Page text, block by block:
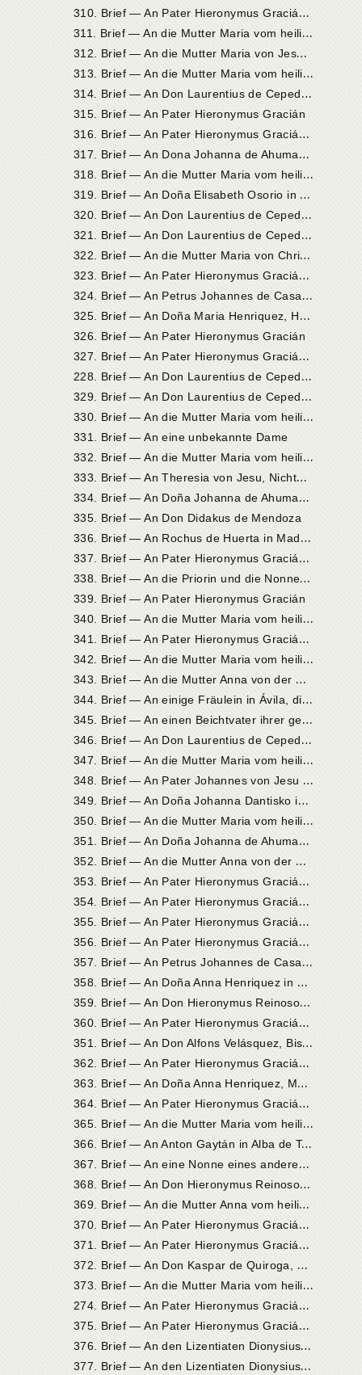
3
10. Brief — An Pater Hieronymus Gracián in Alcalá
3
11. Brief — An die Mutter Maria vom heiligen Joseph, Priorin in Sevilla
3
12. Brief — An die Mutter Maria von Jesu in Veas
3
13. Brief — An die Mutter Maria vom heiligen Joseph, Priorin in Sevilla
3
14. Brief — An Don Laurentius de Cepeda in Serna bei Ávila
315. Brief — An Pater Hieronymus Gracián
3
16. Brief — An Pater Hieronymus Gracián in Madrid
3
17. Brief — An Dona Johanna de Ahumada in Alba de Tormes
3
18. Brief — An die Mutter Maria vom heiligen Joseph, Priorin in Sevilla
3
19. Brief — An Doña Elisabeth Osorio in Madrid
3
20. Brief — An Don Laurentius de Cepeda in la Serna bei Ávila
3
21. Brief — An Don Laurentius de Cepeda in la Serna bei Ávila
3
22. Brief — An die Mutter Maria von Christus, Priorin in Ávila
3
23. Brief — An Pater Hieronymus Gracián in Alcalá
3
24. Brief — An Petrus Johannes de Casademonte in Medina
3
25. Brief — An Doña Maria Henriquez, Herzogin von Alba
326. Brief — An Pater Hieronymus Gracián
3
27. Brief — An Pater Hieronymus Gracián in Madrid
2
28. Brief — An Don Laurentius de Cepeda in la Serna bei Ávila
3
29. Brief — An Don Laurentius de Cepeda in la Serna bei Ávila
3
30. Brief — An die Mutter Maria vom heiligen Joseph, Priorin in Sevilla
331. Brief — An eine unbekannte Dame
3
32. Brief — An die Mutter Maria vom heiligen Joseph, Priorin in Sevilla
3
33. Brief — An Theresia von Jesu, Nichte der Heiligen, im St.JosephsKloster zu Ávila
3
34. Brief — An Doña Johanna de Ahumada in Alba de Tormes
335. Brief — An Don Didakus de Mendoza
3
36. Brief — An Rochus de Huerta in Madrid
3
37. Brief — An Pater Hieronymus Gracián in Medina
3
38. Brief — An die Priorin und die Nonnen des St.JosephsKlosters in Ávila
339. Brief — An Pater Hieronymus Gracián
3
40. Brief — An die Mutter Maria vom heiligen Joseph, Priorin in Sevilla
3
41. Brief — An Pater Hieronymus Gracián in Sevilla
3
42. Brief — An die Mutter Maria vom heiligen Joseph, Priorin in Sevilla
3
43. Brief — An die Mutter Anna von der Menschwerdung, Priorin in Salamanka
3
44. Brief — An einige Fräulein in Ávila, die unbeschuhte Karmelitinnen werden wollten
3
45. Brief — An einen Beichtvater ihrer geistlichen Töchter
3
46. Brief — An Don Laurentius de Cepeda, ihren Neffen, in Quito
3
47. Brief — An die Mutter Maria vom heiligen Joseph, Priorin in Sevilla
3
48. Brief — An Pater Johannes von Jesu (Roca) in Pastrana
3
49. Brief — An Doña Johanna Dantisko in Madrid
3
50. Brief — An die Mutter Maria vom heiligen Joseph, Priorin in Sevilla
3
51. Brief — An Doña Johanna de Ahumada in Alba de Tormes
3
52. Brief — An die Mutter Anna von der Menschwerdung, Priorin in Salamanka
3
53. Brief — An Pater Hieronymus Gracián in Alcalá de Henares
3
54. Brief — An Pater Hieronymus Gracián in Alcalá de Henares
3
55. Brief — An Pater Hieronymus Gracián in Alcalá de Henares
3
56. Brief — An Pater Hieronymus Gracián in Alcalá de Henares
3
57. Brief — An Petrus Johannes de Casademonte in Madrid
3
58. Brief — An Doña Anna Henriquez in Valladolid
3
59. Brief — An Don Hieronymus Reinoso, Kanonikus in Palencia
3
60. Brief — An Pater Hieronymus Gracián in Alcalá de Henares
3
51. Brief — An Don Alfons Velásquez, Bischof von Osma und früheren Beichtvater der Heiligen, in Toledo
3
62. Brief — An Pater Hieronymus Gracián in Madrid
3
63. Brief — An Doña Anna Henriquez, Marquise de Alcañicas in Valladolid
3
64. Brief — An Pater Hieronymus Gracián in Salamanka
3
65. Brief — An die Mutter Maria vom heiligen Joseph, Priorin in Sevilla
3
66. Brief — An Anton Gaytán in Alba de Tormes
3
67. Brief — An eine Nonne eines anderen Ordens, die unbeschuhte Karmelitin werden wollte
3
68. Brief — An Don Hieronymus Reinoso in Palencia
3
69. Brief — An die Mutter Anna vom heiligen Augustin, Stifterin des Klosters Villanueva de la Jara
3
70. Brief — An Pater Hieronymus Gracián in Valladolid
3
71. Brief — An Pater Hieronymus Gracián in Valladolid
3
72. Brief — An Don Kaspar de Quiroga, Erzbischof von Toledo und Kardinal der heiligen römischen Kirche
3
73. Brief — An die Mutter Maria vom heiligen Joseph, Priorin in Sevilla
2
74. Brief — An Pater Hieronymus Gracián in Salamanka
3
75. Brief — An Pater Hieronymus Gracián in Salamanka
3
76. Brief — An den Lizentiaten Dionysius Ruiz de la Peña, Beichtvater des Kardinals de Quiroga, in Toledo
3
77. Brief — An den Lizentiaten Dionysius Ruiz de la Peña